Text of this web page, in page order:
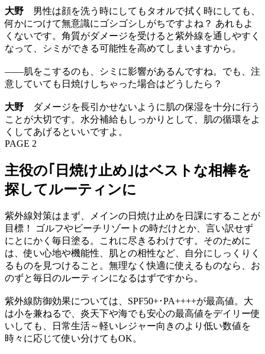
大野 男性は顔を洗う時にしてもタオルで拭く時にしても、
何かにつけて無意識にゴシゴシしがちですよね？ あれもよ
くないです。角質がダメージを受けると紫外線を通しやすく
なって、シミができる可能性を高めてしまいますから。
——肌をこするのも、シミに影響があるんですね。でも、注
意していても日焼けしちゃった場合はどうしたら？
大野 ダメージを長引かせないように肌の保湿を十分に行う
ことが大切です。水分補給もしっかりとして、肌の循環をよ
くしてあげるといいですよ。
PAGE 2
主役の｢日焼け止め｣はベストな相棒を
探してルーティンに
紫外線対策はまず、メインの日焼け止めを日課にすることが
目標！ ゴルフやビーチリゾートの時だけとか、言い訳せず
にとにかく毎日塗る。これに尽きるわけです。そのために
は、使い心地や機能性、肌との相性など、自分にしっくりく
るものを見つけること。無理なく快適に使えるものなら、お
のずと毎日のルーティンになるはずですから。
紫外線防御効果については、SPF50+･PA++++が最高値。大
は小を兼ねるで、炎天下や海でも安心の最高値をデイリー使
いしても、日常生活～軽いレジャー向きのより低い数値を
時々に応じて使い分けてもOK。